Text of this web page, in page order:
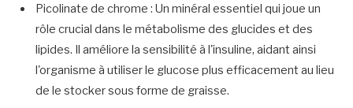
Picolinate de chrome : Un minéral essentiel qui joue un
rôle crucial dans le métabolisme des glucides et des
lipides. Il améliore la sensibilité à l'insuline, aidant ainsi
l'organisme à utiliser le glucose plus efficacement au lieu
de le stocker sous forme de graisse.